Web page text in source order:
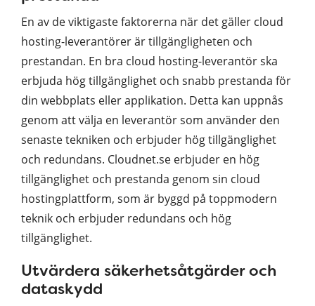
En av de viktigaste faktorerna när det gäller cloud
hosting-leverantörer är tillgängligheten och
prestandan. En bra cloud hosting-leverantör ska
erbjuda hög tillgänglighet och snabb prestanda för
din webbplats eller applikation. Detta kan uppnås
genom att välja en leverantör som använder den
senaste tekniken och erbjuder hög tillgänglighet
och redundans. Cloudnet.se erbjuder en hög
tillgänglighet och prestanda genom sin cloud
hostingplattform, som är byggd på toppmodern
teknik och erbjuder redundans och hög
tillgänglighet.
Utvärdera säkerhetsåtgärder och
dataskydd